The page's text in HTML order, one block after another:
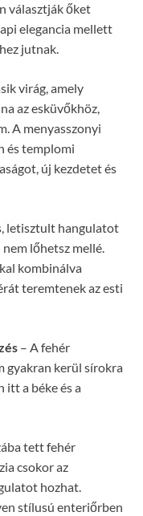
választják őket
elegancia mellett
jutnak.
virág, amely
az esküvőkhöz,
A menyasszonyi
és templomi
új kezdetet és
letisztult hangulatot
lőhetsz mellé.
kombinálva
teremtenek az esti
– A fehér
gyakran kerül sírokra
itt a béke és a
tett fehér
csokor az
hozhat.
stílusú enteriőrben